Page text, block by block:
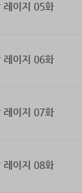
레이지 05화
레이지 06화
레이지 07화
레이지 08화